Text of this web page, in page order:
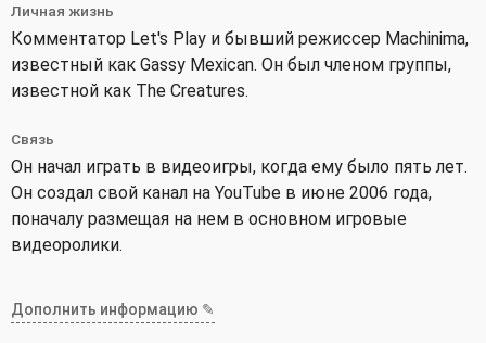
Личная жизнь
Комментатор Let's Play и бывший режиссер Machinima,
известный как Gassy Mexican. Он был членом группы,
известной как The Creatures.
Связь
Он начал играть в видеоигры, когда ему было пять лет.
Он создал свой канал на YouTube в июне 2006 года,
поначалу размещая на нем в основном игровые
видеоролики.
Дополнить информацию ✎